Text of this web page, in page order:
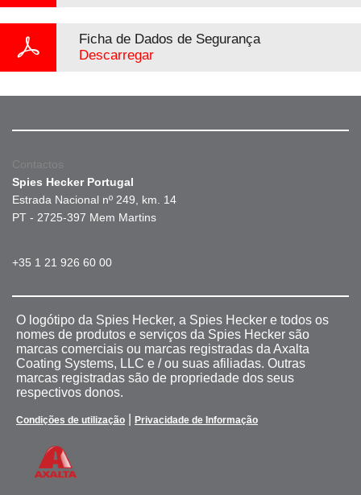
Ficha de Dados de Segurança
Descarregar
Contactos
Spies Hecker Portugal
Estrada Nacional nº 249, km. 14
PT - 2725-397 Mem Martins
+35 1 21 926 60 00
O logótipo da Spies Hecker, a Spies Hecker e todos os
nomes de produtos e serviços da Spies Hecker são
marcas comerciais ou marcas registradas da Axalta
Coating Systems, LLC e / ou suas afiliadas. Outras
marcas registradas são de propriedade dos seus
respectivos donos.
Condições de utilização Privacidade de Informação